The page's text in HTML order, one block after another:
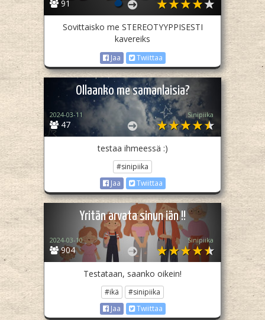
91
Sovittaisko me STEREOTYYPPISESTI
kavereiks
Jaa Twiittaa
Ollaanko me samanlaisia?
47
2024-03-11 Sinipiika
testaa ihmeessä :)
#sinipiika
Jaa
Twiittaa
Yritän arvata sinun iän !!
904
2024-03-10 Sinipiika
Testataan, saanko oikein!
#ikä
#sinipiika
Jaa
Twiittaa